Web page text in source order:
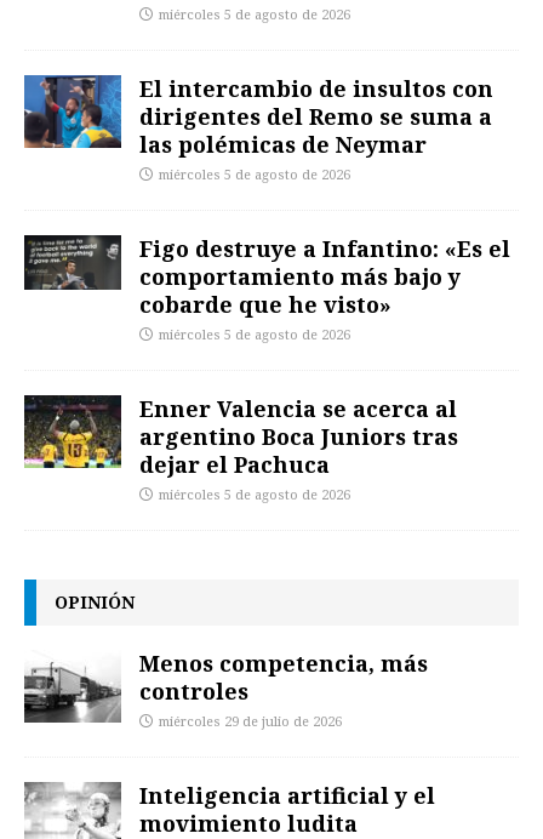
miércoles 5 de agosto de 2026
El intercambio de insultos con
dirigentes del Remo se suma a
las polémicas de Neymar
miércoles 5 de agosto de 2026
Figo destruye a Infantino: «Es el
comportamiento más bajo y
cobarde que he visto»
miércoles 5 de agosto de 2026
Enner Valencia se acerca al
argentino Boca Juniors tras
dejar el Pachuca
miércoles 5 de agosto de 2026
OPINIÓN
Menos competencia, más
controles
miércoles 29 de julio de 2026
Inteligencia artificial y el
movimiento ludita